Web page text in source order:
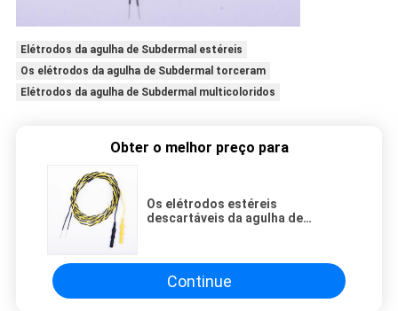
Elétrodos da agulha de Subdermal estéreis
Os elétrodos da agulha de Subdermal torceram
Elétrodos da agulha de Subdermal multicoloridos
Obter o melhor preço para
Os elétrodos estéreis
descartáveis da agulha de
Continue